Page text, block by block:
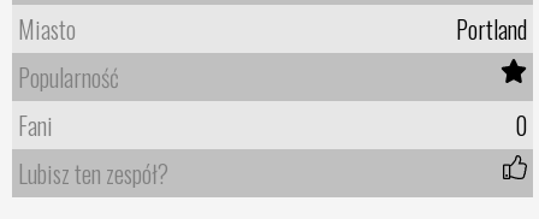
Miasto
Portland
Popularność
Fani
0
Lubisz ten zespół?